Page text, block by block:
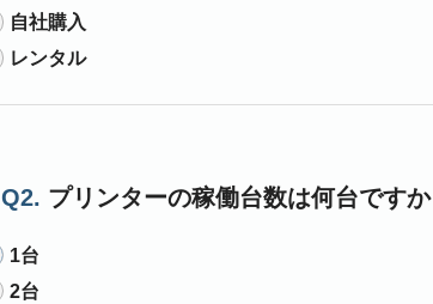
自社購入
レンタル
Q2. プリンターの稼働台数は何台ですか
1台
2台